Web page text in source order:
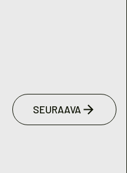
SEURAAVA